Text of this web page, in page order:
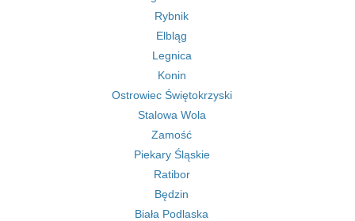
Rybnik
Elbląg
Legnica
Konin
Ostrowiec Świętokrzyski
Stalowa Wola
Zamość
Piekary Śląskie
Ratibor
Będzin
Biała Podlaska